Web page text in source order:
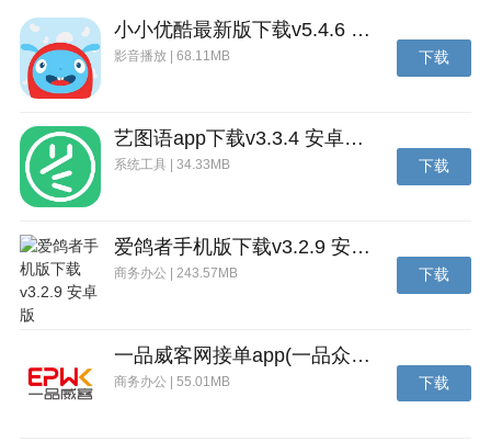
小小优酷最新版下载v5.4.6 安卓官方版
影音播放 | 68.11MB 下载
艺图语app下载v3.3.4 安卓免费版
系统工具 | 34.33MB 下载
爱鸽者手机版下载v3.2.9 安卓版
商务办公 | 243.57MB 下载
一品威客网接单app(一品众包)下载v2.7.1 安卓最新版
商务办公 | 55.01MB 下载